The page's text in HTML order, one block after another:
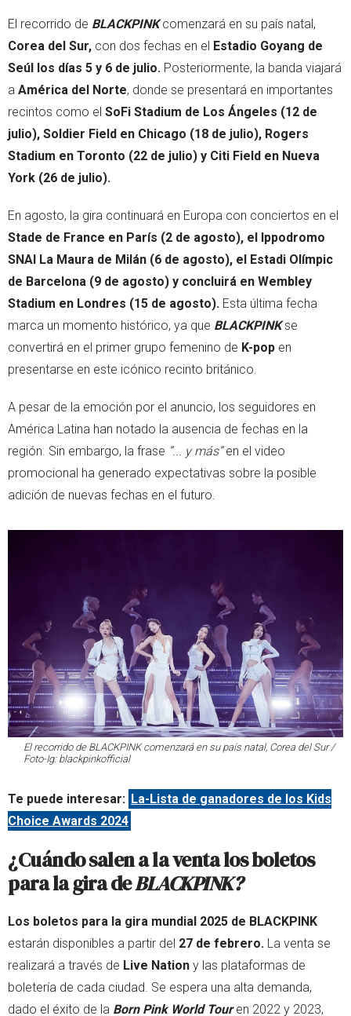
El recorrido de BLACKPINKcomenzará en su país natal,
Corea del Sur, con dos fechas en el Estadio Goyang de
Seúl los días 5 y 6 de julio. Posteriormente, la banda viajará
a América del Norte, donde se presentará en importantes
recintos como el SoFi Stadium de Los Ángeles (12 de
julio), Soldier Field en Chicago (18 de julio), Rogers
Stadium en Toronto (22 de julio) y Citi Field en Nueva
York (26 de julio).
En agosto, la gira continuará en Europa con conciertos en el
Stade de France en París (2 de agosto), el Ippodromo
SNAI La Maura de Milán (6 de agosto), el Estadi Olímpic
de Barcelona (9 de agosto) y concluirá en Wembley
Stadium en Londres (15 de agosto). Esta última fecha
marca un momento histórico, ya que BLACKPINKse
convertirá en el primer grupo femenino de K-pop en
presentarse en este icónico recinto británico.
A pesar de la emoción por el anuncio, los seguidores en
América Latina han notado la ausencia de fechas en la
región. Sin embargo, la frase ”... y más”en el video
promocional ha generado expectativas sobre la posible
adición de nuevas fechas en el futuro.
El recorrido de BLACKPINKcomenzará en su país natal, Corea del Sur /
Foto-Ig: blackpinkofficial
Te puede interesar: La-Lista de ganadores de los Kids
Choice Awards 2024
¿Cuándo salen a la venta los boletos
para la gira deBLACKPINK?
Los boletos para la gira mundial 2025 de BLACKPINK
estarán disponibles a partir del 27 de febrero. La venta se
realizará a través de Live Nation y las plataformas de
boletería de cada ciudad. Se espera una alta demanda,
dado el éxito de la Born Pink World Touren 2022 y 2023,